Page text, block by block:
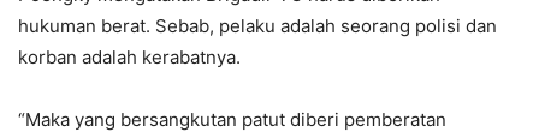
hukuman berat. Sebab, pelaku adalah seorang polisi dan
korban adalah kerabatnya.
“Maka yang bersangkutan patut diberi pemberatan